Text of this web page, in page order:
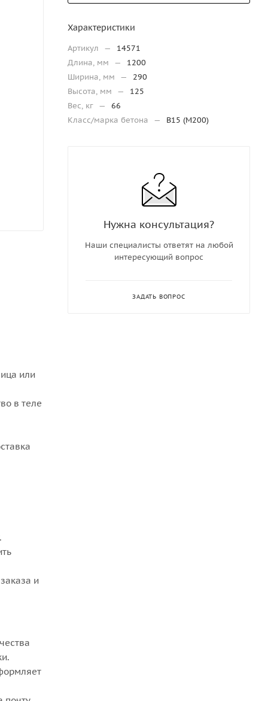
или
в теле
и
Характеристики
Артикул —
14571
Длина, мм
—
1200
Ширина, мм
—
290
Высота, мм
—
125
Вес, кг —
66
Класс/марка бетона
— В15 (М200)
Нужна консультация?
Наши специалисты ответят на любой
интересующий вопрос
ЗАДАТЬ ВОПРОС